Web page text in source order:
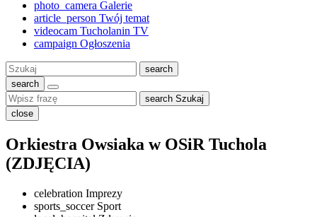
photo_camera Galerie
article_person Twój temat
videocam Tucholanin TV
campaign Ogłoszenia
Szukaj:
search
search
search Szukaj
close
Orkiestra Owsiaka w OSiR Tuchola
(ZDJĘCIA)
celebration Imprezy
sports_soccerSport